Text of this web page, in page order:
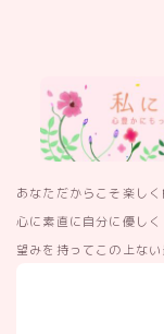
あなただからこそ楽し
心に素直に自分に優しく
望みを持ってこの上な